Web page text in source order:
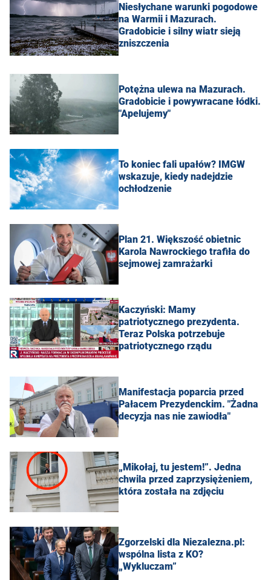
Niesłychane warunki pogodowe
na Warmii i Mazurach.
Gradobicie i silny wiatr sieją
zniszczenia
Potężna ulewa na Mazurach.
Gradobicie i powywracane łódki.
"Apelujemy"
To koniec fali upałów? IMGW
wskazuje, kiedy nadejdzie
ochłodzenie
Plan 21. Większość obietnic
Karola Nawrockiego trafiła do
sejmowej zamrażarki
Kaczyński: Mamy
patriotycznego prezydenta.
Teraz Polska potrzebuje
patriotycznego rządu
Manifestacja poparcia przed
Pałacem Prezydenckim. "Żadna
decyzja nas nie zawiodła"
„Mikołaj, tu jestem!”. Jedna
chwila przed zaprzysiężeniem,
która została na zdjęciu
Zgorzelski dla Niezalezna.pl:
wspólna lista z KO?
„Wykluczam”